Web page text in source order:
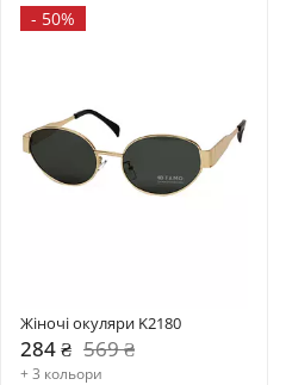
- 50%
Жіночі окуляри K2180
284 ₴ 569 ₴
+ 3 кольори